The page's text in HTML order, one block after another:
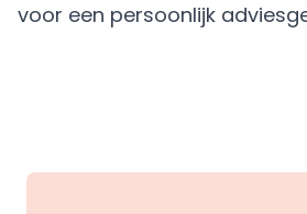
voor een persoonlijk